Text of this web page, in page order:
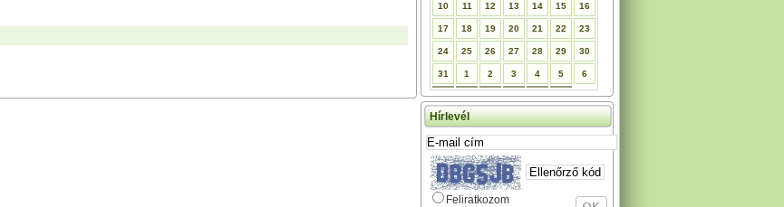
10 11 12 13 14 15 16
17 18 19 20 21 22 23
24 25 26 27 28 29 30
31 1 2 3 4 5 6
Hírlevél
Feliratkozom